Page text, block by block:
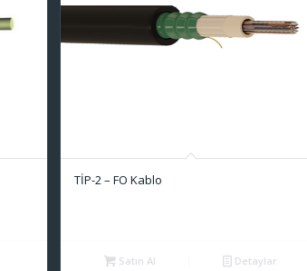
TİP-2 – FO Kablo
Satın Al Detaylar